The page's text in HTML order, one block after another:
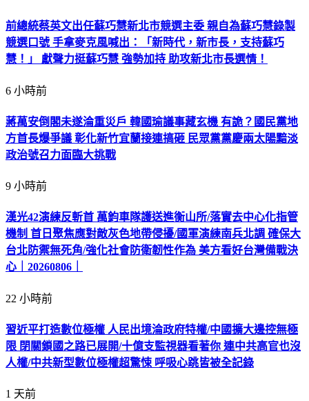
前總統蔡英文出任蘇巧慧新北市競選主委 親自為蘇巧慧錄製
競選口號 手拿麥克風喊出：「新時代，新市長，支持蘇巧
慧！」 獻聲力挺蘇巧慧 強勢加持 助攻新北市長選情！
6 小時前
蔣萬安倒閣未遂淪重災戶 韓國瑜議事藏玄機 有詭？國民黨地
方首長爆爭議 彰化新竹宜蘭接連搞砸 民眾黨黨慶兩太陽黯淡
政治號召力面臨大挑戰
9 小時前
漢光42演練反斬首 萬鈞車隊護送進衡山所/落實去中心化指管
機制 首日聚焦應對敵灰色地帶侵擾/國軍演練南兵北調 確保大
台北防禦無死角/強化社會防衛韌性作為 美方看好台灣備戰決
心｜20260806｜
22 小時前
習近平打造數位極權 人民出境淪政府特權/中國擴大邊控無極
限 閉關鎖國之路已展開/十億支監視器看著你 連中共高官也沒
人權/中共新型數位極權超驚悚 呼吸心跳皆被全記錄
1 天前